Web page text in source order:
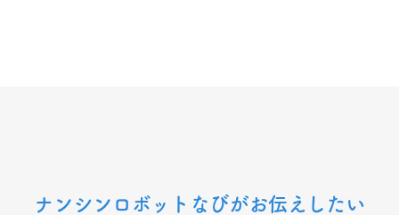
ナンシンロボットなびがお伝えしたい